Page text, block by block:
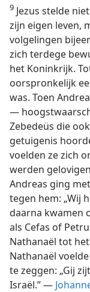
9 Jezus stelde
zijn eigen leven,
volgelingen
zich terdege
het Koninkrijk.
oorspronkelijk
was. Toen
—
Zebedeüs die
getuigenis
voelden ze zich
werden
Andreas ging
tegen hem: „Wij
daarna kwamen
als Cefas of
Nathanaël tot
Nathanaël
te zeggen: „Gij
Israël.” —